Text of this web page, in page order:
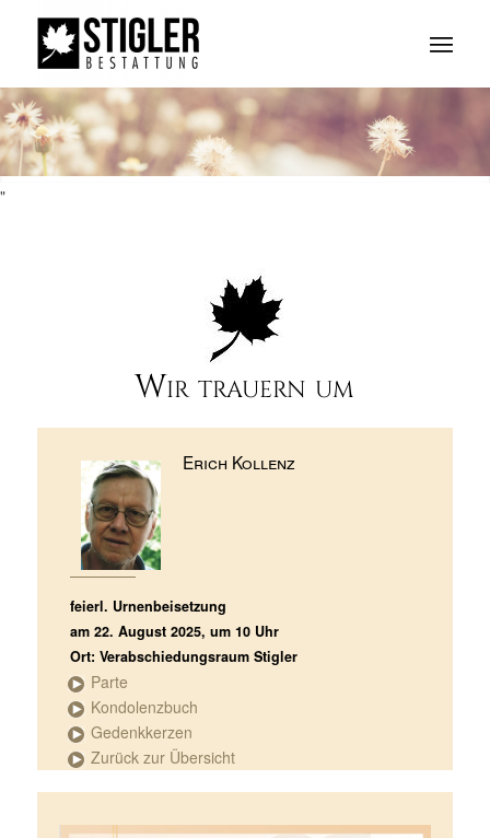
"
Wir trauern um
Erich Kollenz
feierl. Urnenbeisetzung
am 22. August 2025, um 10 Uhr
Ort: Verabschiedungsraum Stigler
Parte
Kondolenzbuch
Gedenkkerzen
Zurück zur Übersicht